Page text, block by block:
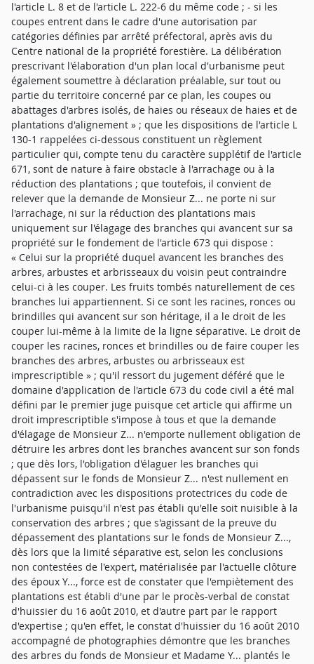
l'article L. 8 et de l'article L. 222-6 du même code ; - si les
coupes entrent dans le cadre d'une autorisation par
catégories définies par arrêté préfectoral, après avis du
Centre national de la propriété forestière. La délibération
prescrivant l'élaboration d'un plan local d'urbanisme peut
également soumettre à déclaration préalable, sur tout ou
partie du territoire concerné par ce plan, les coupes ou
abattages d'arbres isolés, de haies ou réseaux de haies et de
plantations d'alignement » ; que les dispositions de l'article L
130-1 rappelées ci-dessous constituent un règlement
particulier qui, compte tenu du caractère supplétif de l'article
671, sont de nature à faire obstacle à l'arrachage ou à la
réduction des plantations ; que toutefois, il convient de
relever que la demande de Monsieur Z... ne porte ni sur
l'arrachage, ni sur la réduction des plantations mais
uniquement sur l'élagage des branches qui avancent sur sa
propriété sur le fondement de l'article 673 qui dispose :
« Celui sur la propriété duquel avancent les branches des
arbres, arbustes et arbrisseaux du voisin peut contraindre
celui-ci à les couper. Les fruits tombés naturellement de ces
branches lui appartiennent. Si ce sont les racines, ronces ou
brindilles qui avancent sur son héritage, il a le droit de les
couper lui-même à la limite de la ligne séparative. Le droit de
couper les racines, ronces et brindilles ou de faire couper les
branches des arbres, arbustes ou arbrisseaux est
imprescriptible » ; qu'il ressort du jugement déféré que le
domaine d'application de l'article 673 du code civil a été mal
défini par le premier juge puisque cet article qui affirme un
droit imprescriptible s'impose à tous et que la demande
d'élagage de Monsieur Z... n'emporte nullement obligation de
détruire les arbres dont les branches avancent sur son fonds
; que dès lors, l'obligation d'élaguer les branches qui
dépassent sur le fonds de Monsieur Z... n'est nullement en
contradiction avec les dispositions protectrices du code de
l'urbanisme puisqu'il n'est pas établi qu'elle soit nuisible à la
conservation des arbres ; que s'agissant de la preuve du
dépassement des plantations sur le fonds de Monsieur Z...,
dès lors que la limité séparative est, selon les conclusions
non contestées de l'expert, matérialisée par l'actuelle clôture
des époux Y..., force est de constater que l'empiètement des
plantations est établi d'une par le procès-verbal de constat
d'huissier du 16 août 2010, et d'autre part par le rapport
d'expertise ; qu'en effet, le constat d'huissier du 16 août 2010
accompagné de photographies démontre que les branches
des arbres du fonds de Monsieur et Madame Y... plantés le